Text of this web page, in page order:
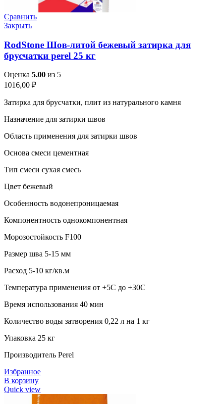
Сравнить
Закрыть
RodStone Шов-литой бежевый затирка для
брусчатки perel 25 кг
Оценка 5.00 из 5
1016,00 ₽
Затирка для брусчатки, плит из натурального камня
Назначение для затирки швов
Область применения для затирки швов
Основа смеси цементная
Тип смеси сухая смесь
Цвет бежевый
Особенность водонепроницаемая
Компонентность однокомпонентная
Морозостойкость F100
Размер шва 5-15 мм
Расход 5-10 кг/кв.м
Температура применения от +5С до +30С
Время использования 40 мин
Количество воды затворения 0,22 л на 1 кг
Упаковка 25 кг
Производитель Perel
Избранное
В корзину
Quick view